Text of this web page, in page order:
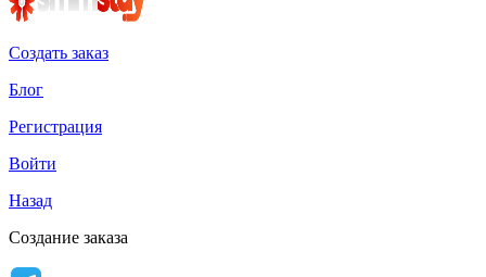
Создать заказ
Блог
Регистрация
Войти
Назад
Создание заказа